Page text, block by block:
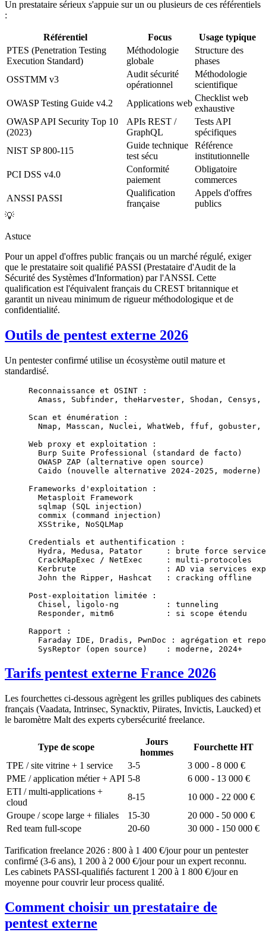
Un prestataire sérieux s'appuie sur un ou plusieurs de ces référentiels
:
Référentiel Focus
Usage typique
PTES (Penetration Testing
Execution Standard)
Méthodologie
globale
Structure des
phases
OSSTMM v3
Audit sécurité
opérationnel
Méthodologie
scientifique
OWASP Testing Guide v4.2
Applications web
Checklist web
exhaustive
OWASP API Security Top 10
(2023)
APIs REST /
GraphQL
Tests API
spécifiques
NIST SP 800-115
Guide technique
test sécu
Référence
institutionnelle
PCI DSS v4.0
Conformité
paiement
Obligatoire
commerces
ANSSI PASSI
Qualification
française
Appels d'offres
publics
💡
Astuce
Pour un appel d'offres public français ou un marché régulé, exiger
que le prestataire soit qualifié PASSI (Prestataire d'Audit de la
Sécurité des Systèmes d'Information) par l'ANSSI. Cette
qualification est l'équivalent français du CREST britannique et
garantit un niveau minimum de rigueur méthodologique et de
confidentialité.
Outils de pentest externe 2026
Un pentester confirmé utilise un écosystème outil mature et
standardisé.
Reconnaissance et OSINT :
Amass, Subfinder, theHarvester, Shodan, Censys,
Scan et énumération :
Nmap, Masscan, Nuclei, WhatWeb, ffuf, gobuster,
Web proxy et exploitation :
  Burp Suite Professional (standard de facto)
  OWASP ZAP (alternative open source)
  Caido (nouvelle alternative 2024-2025, moderne)
Frameworks d'exploitation :
  Metasploit Framework
  sqlmap (SQL injection)
  commix (command injection)
  XSStrike, NoSQLMap
Credentials et authentification :
Hydra, Medusa, Patator     : brute force
  CrackMapExec / NetExec     : multi-protocoles
Kerbrute                   : AD via services
  John the Ripper, Hashcat   : cracking offline
Post-exploitation limitée :
  Chisel, ligolo-ng          : tunneling
  Responder, mitm6           : si scope étendu
Rapport :
Faraday IDE, Dradis, PwnDoc : agrégation et
  SysReptor (open source)    : moderne, 2024+
Tarifs pentest externe France 2026
Les fourchettes ci-dessous agrègent les grilles publiques des cabinets
français (Vaadata, Intrinsec, Synacktiv, Piirates, Invictis, Laucked) et
le baromètre Malt des experts cybersécurité freelance.
Type de scope
Jours
hommes
Fourchette HT
TPE / site vitrine + 1 service
3-5
3 000 - 8 000 €
PME / application métier + API 5-8
6 000 - 13 000 €
ETI / multi-applications +
cloud
8-15
10 000 - 22 000 €
Groupe / scope large + filiales
15-30
20 000 - 50 000 €
Red team full-scope
20-60 30 000 - 150 000 €
Tarification freelance 2026 : 800 à 1 400 €/jour pour un pentester
confirmé (3-6 ans), 1 200 à 2 000 €/jour pour un expert reconnu.
Les cabinets PASSI-qualifiés facturent 1 200 à 1 800 €/jour en
moyenne pour couvrir leur process qualité.
Comment choisir un prestataire de
pentest externe